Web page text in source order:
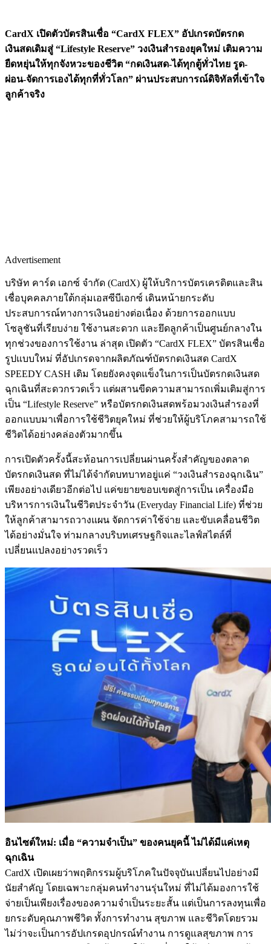
CardX เปิดตัวบัตรสินเชื่อ “CardX FLEX” อัปเกรดบัตรกด
เงินสดเดิมสู่ “Lifestyle Reserve” วงเงินสำรองยุคใหม่ เติมความ
ยืดหยุ่นให้ทุกจังหวะของชีวิต “กดเงินสด-ได้ทุกตู้ทั่วไทย รูด-
ผ่อน-จัดการเองได้ทุกที่ทั่วโลก” ผ่านประสบการณ์ดิจิทัลที่เข้าใจ
ลูกค้าจริง
Advertisement
บริษัท คาร์ด เอกซ์ จำกัด (CardX) ผู้ให้บริการบัตรเครดิตและสิน
เชื่อบุคคลภายใต้กลุ่มเอสซีบีเอกซ์ เดินหน้ายกระดับ
ประสบการณ์ทางการเงินอย่างต่อเนื่อง ด้วยการออกแบบ
โซลูชันที่เรียบง่าย ใช้งานสะดวก และยึดลูกค้าเป็นศูนย์กลางใน
ทุกช่วงของการใช้งาน ล่าสุด เปิดตัว “CardX FLEX” บัตรสินเชื่อ
รูปแบบใหม่ ที่อัปเกรดจากผลิตภัณฑ์บัตรกดเงินสด CardX
SPEEDY CASH เดิม โดยยังคงจุดแข็งในการเป็นบัตรกดเงินสด
ฉุกเฉินที่สะดวกรวดเร็ว แต่ผสานขีดความสามารถเพิ่มเติมสู่การ
เป็น “Lifestyle Reserve” หรือบัตรกดเงินสดพร้อมวงเงินสำรองที่
ออกแบบมาเพื่อการใช้ชีวิตยุคใหม่ ที่ช่วยให้ผู้บริโภคสามารถใช้
ชีวิตได้อย่างคล่องตัวมากขึ้น
การเปิดตัวครั้งนี้สะท้อนการเปลี่ยนผ่านครั้งสำคัญของตลาด
บัตรกดเงินสด ที่ไม่ได้จำกัดบทบาทอยู่แค่ “วงเงินสำรองฉุกเฉิน”
เพียงอย่างเดียวอีกต่อไป แค่ขยายขอบเขตสู่การเป็น เครื่องมือ
บริหารการเงินในชีวิตประจำวัน (Everyday Financial Life) ที่ช่วย
ให้ลูกค้าสามารถวางแผน จัดการค่าใช้จ่าย และขับเคลื่อนชีวิต
ได้อย่างมั่นใจ ท่ามกลางบริบทเศรษฐกิจและไลฟ์สไตล์ที่
เปลี่ยนแปลงอย่างรวดเร็ว
อินไซต์ใหม่: เมื่อ “ความจำเป็น” ของคนยุคนี้ ไม่ได้มีแค่เหตุ
ฉุกเฉิน
CardX เปิดเผยว่าพฤติกรรมผู้บริโภคในปัจจุบันเปลี่ยนไปอย่างมี
นัยสำคัญ โดยเฉพาะกลุ่มคนทำงานรุ่นใหม่ ที่ไม่ได้มองการใช้
จ่ายเป็นเพียงเรื่องของความจำเป็นระยะสั้น แต่เป็นการลงทุนเพื่อ
ยกระดับคุณภาพชีวิต ทั้งการทำงาน สุขภาพ และชีวิตโดยรวม
ไม่ว่าจะเป็นการอัปเกรดอุปกรณ์ทำงาน การดูแลสุขภาพ การ